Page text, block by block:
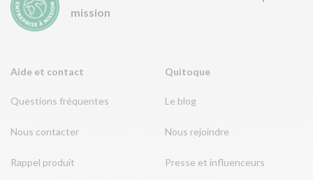
Aide et contact
Questions fréquentes
Nous contacter
Rappel produit
Quitoque
Le blog
Nous rejoindre
Presse et influenceurs
mission